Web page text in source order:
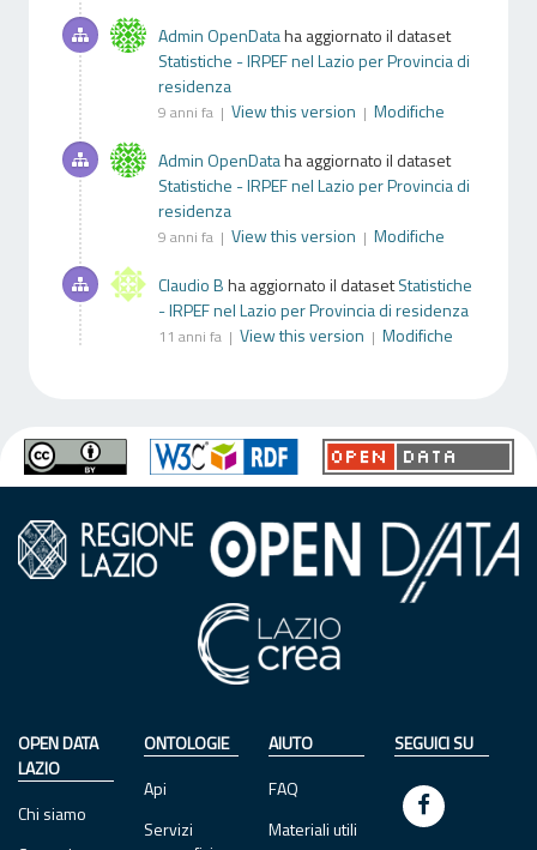
Admin OpenDataha aggiornato il dataset
Statistiche - IRPEF nel Lazio per Provincia di
residenza
9 anni fa | View this version | Modifiche
Admin OpenDataha aggiornato il dataset
Statistiche - IRPEF nel Lazio per Provincia di
residenza
9 anni fa | View this version | Modifiche
Claudio Bha aggiornato il datasetStatistiche
- IRPEF nel Lazio per Provincia di residenza
11 anni fa | View this version | Modifiche
OPEN DATA
LAZIO
Chi siamo
ONTOLOGIE
Api
Servizi
AIUTO
FAQ
Materiali utili
SEGUICI SU